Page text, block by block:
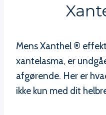
Mens Xanthel ®
xantelasma, er
afgørende. Her er
ikke kun med dit